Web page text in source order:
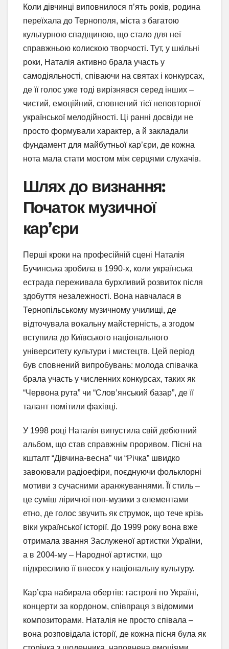
Коли дівчинці виповнилося п’ять років, родина
переїхала до Тернополя, міста з багатою
культурною спадщиною, що стало для неї
справжньою колискою творчості. Тут, у шкільні
роки, Наталія активно брала участь у
самодіяльності, співаючи на святах і конкурсах,
де її голос уже тоді вирізнявся серед інших –
чистий, емоційний, сповнений тієї неповторної
української мелодійності. Ці ранні досвіди не
просто формували характер, а й закладали
фундамент для майбутньої кар’єри, де кожна
нота мала стати мостом між серцями слухачів.
Шлях до визнання:
Початок музичної
кар’єри
Перші кроки на професійній сцені Наталія
Бучинська зробила в 1990-х, коли українська
естрада переживала бурхливий розвиток після
здобуття незалежності. Вона навчалася в
Тернопільському музичному училищі, де
відточувала вокальну майстерність, а згодом
вступила до Київського національного
університету культури і мистецтв. Цей період
був сповнений випробувань: молода співачка
брала участь у численних конкурсах, таких як
“Червона рута” чи “Слов’янський базар”, де її
талант помітили фахівці.
У 1998 році Наталія випустила свій дебютний
альбом, що став справжнім проривом. Пісні на
кшталт “Дівчина-весна” чи “Річка” швидко
завоювали радіоефіри, поєднуючи фольклорні
мотиви з сучасними аранжуваннями. Її стиль –
це суміш ліричної поп-музики з елементами
етно, де голос звучить як струмок, що тече крізь
віки української історії. До 1999 року вона вже
отримала звання Заслуженої артистки України,
а в 2004-му – Народної артистки, що
підкреслило її внесок у національну культуру.
Кар’єра набирала обертів: гастролі по Україні,
концерти за кордоном, співпраця з відомими
композиторами. Наталія не просто співала –
вона розповідала історії, де кожна пісня була як